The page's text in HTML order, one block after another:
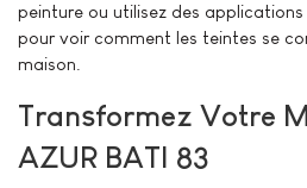
peinture ou utilisez des
pour voir comment les teintes se
maison.
Transformez Votre
AZUR BATI 83